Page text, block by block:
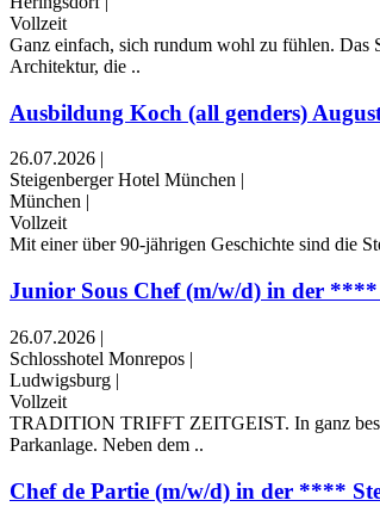
Vollzeit
Ganz einfach, sich rundum wohl zu fühlen. Das
Architektur, die ..
Ausbildung Koch (all genders)
26.07.2026 |
Steigenberger Hotel München |
München |
Vollzeit
Mit einer über 90-jährigen Geschichte sind die
Junior Sous Chef (m/w/d) in der ****
26.07.2026 |
Schlosshotel Monrepos |
Ludwigsburg |
Vollzeit
TRADITION TRIFFT ZEITGEIST. In ganz
Parkanlage. Neben dem ..
Chef de Partie (m/w/d) in der ****